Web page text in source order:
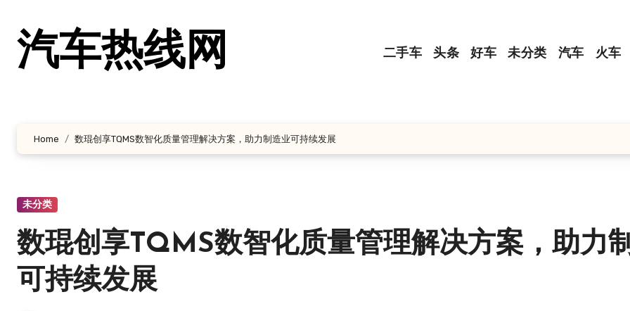
汽车热线网 二手车 头条 好车 未分类 汽车 火车
Home 数琨创享TQMS数智化质量管理解决方案，助力制造业可持续发展
未分类
数琨创享TQMS数智化质量管理解决方案，助力
可持续发展